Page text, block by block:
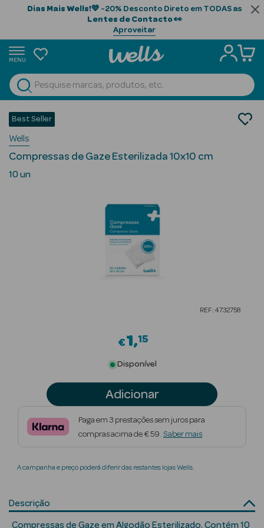
Dias Mais Wells!💙 -20% Desconto Direto em TODAS as
Lentes de Contacto👀
Aproveitar
MENU
Ver Tudo
Beauty Season
Cabelo
Profissional
Beauty Season
Maquilhagem
Beauty Season
Saúde
Compressas
Best Seller
Wells
Compressas de Gaze Esterilizada 10x10 cm
10 un
REF: 4732758
€1 15
Disponível
Adicionar
Paga em 3 prestações sem juros para
compras acima de € 59. Saber mais
A campanha e preço poderá diferir das restantes lojas Wells.
Descrição
Compressas de Gaze em Algodão Esterilizado. Contém 10